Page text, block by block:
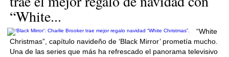
“White...
“White
Christmas”, capítulo navideño de ‘Black Mirror’ prometía mucho.
Una de las series que más ha refrescado el panorama televisivo